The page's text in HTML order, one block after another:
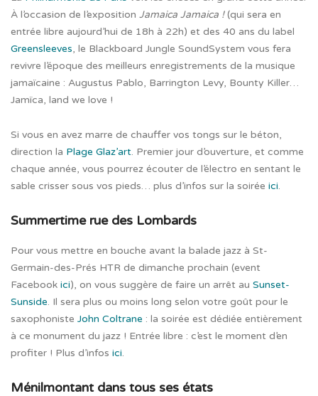
À l’occasion de l’exposition Jamaica Jamaica !(qui sera en
entrée libre aujourd’hui de 18h à 22h) et des 40 ans du label
Greensleeves, le Blackboard Jungle SoundSystem vous fera
revivre l’époque des meilleurs enregistrements de la musique
jamaïcaine : Augustus Pablo, Barrington Levy, Bounty Killer…
Jamïca, land we love !
Si vous en avez marre de chauffer vos tongs sur le béton,
direction la Plage Glaz’art. Premier jour d’ouverture, et comme
chaque année, vous pourrez écouter de l’électro en sentant le
sable crisser sous vos pieds… plus d’infos sur la soirée ici.
Summertime rue des Lombards
Pour vous mettre en bouche avant la balade jazz à St-
Germain-des-Prés HTR de dimanche prochain (event
Facebook ici), on vous suggère de faire un arrêt au Sunset-
Sunside. Il sera plus ou moins long selon votre goût pour le
saxophoniste John Coltrane : la soirée est dédiée entièrement
à ce monument du jazz ! Entrée libre : c’est le moment d’en
profiter ! Plus d’infos ici.
Ménilmontant dans tous ses états